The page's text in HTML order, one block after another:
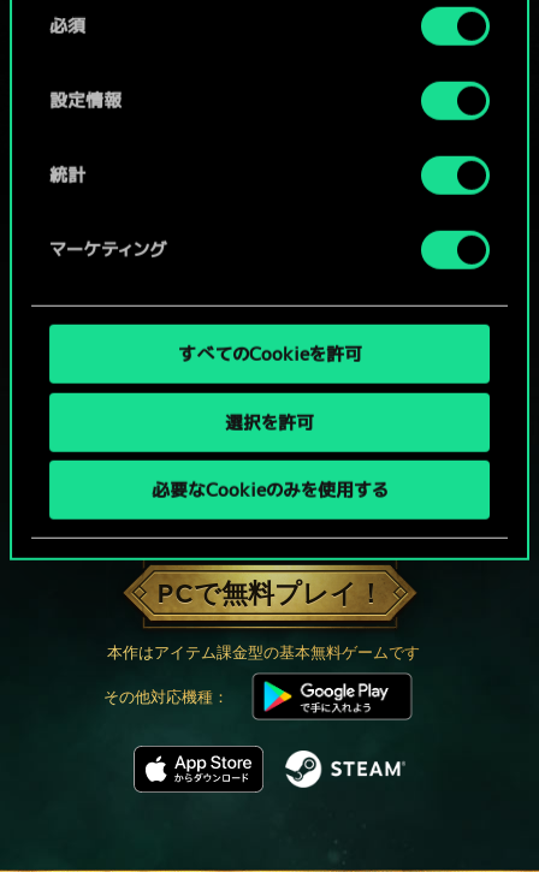
詳細は、下記の「設定」メニューでご確認ください。
必須
設定情報
統計
マーケティング
すべてのCookieを許可
選択を許可
必要なCookieのみを使用する
グウェントでひと勝負といかない
か？
PCで無料プレイ！
本作はアイテム課金型の基本無料ゲームです
その他対応機種：